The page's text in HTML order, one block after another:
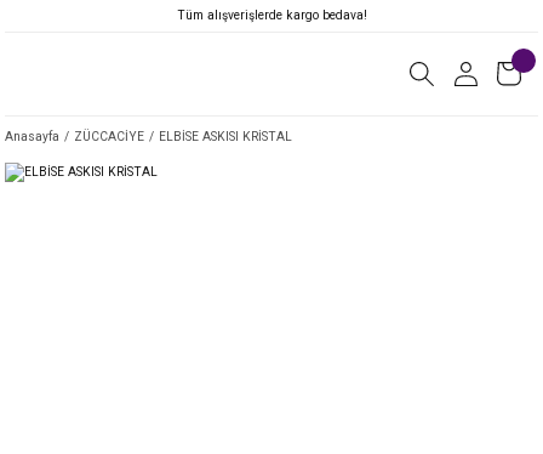
Tüm alışverişlerde kargo bedava!
Anasayfa ZÜCCACİYE ELBİSE ASKISI KRİSTAL